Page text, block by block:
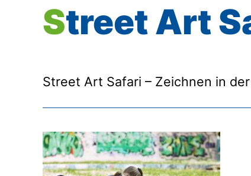
Street Art
Street Art Safari – Zeichnen in